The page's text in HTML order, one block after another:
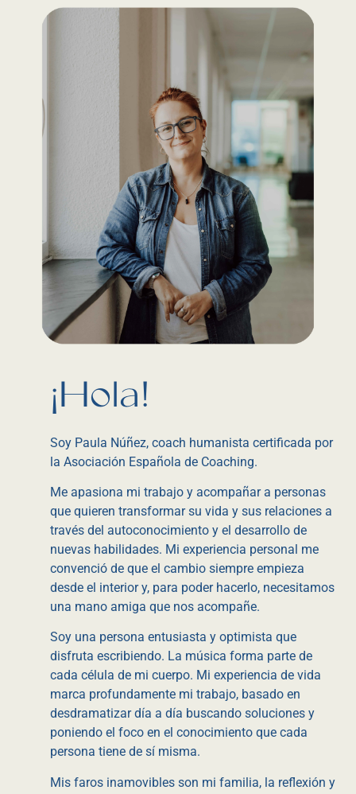
¡Hola!
Soy Paula Núñez, coach humanista certificada por
la Asociación Española de Coaching.
Me apasiona mi trabajo y acompañar a personas
que quieren transformar su vida y sus relaciones a
través del autoconocimiento y el desarrollo de
nuevas habilidades. Mi experiencia personal me
convenció de que el cambio siempre empieza
desde el interior y, para poder hacerlo, necesitamos
una mano amiga que nos acompañe.
Soy una persona entusiasta y optimista que
disfruta escribiendo. La música forma parte de
cada célula de mi cuerpo. Mi experiencia de vida
marca profundamente mi trabajo, basado en
desdramatizar día a día buscando soluciones y
poniendo el foco en el conocimiento que cada
persona tiene de sí misma.
Mis faros inamovibles son mi familia, la reflexión y